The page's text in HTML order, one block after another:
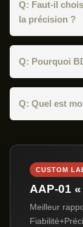
Q: Faut-il
la précision ?
Q: Pourquoi
Q: Quel est
CUSTOM
AAP-01
Meilleur